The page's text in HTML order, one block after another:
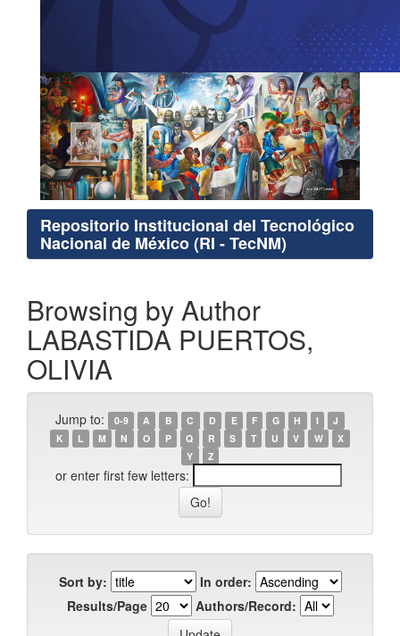
Repositorio Institucional del Tecnológico
Nacional de México (RI - TecNM)
Browsing by Author
LABASTIDA PUERTOS,
OLIVIA
Jump to: 0-9 A B C D E F G H I
J
K
L M N O P Q R S T U V W
X
Y
Z
or enter first few letters:
Sort by:
In order:
Results/Page
Authors/Record: